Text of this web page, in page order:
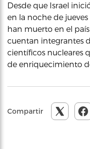
Desde que Israel
en la noche de
han muerto en el
cuentan integrantes
científicos nucleares
de enriquecimiento
Compartir